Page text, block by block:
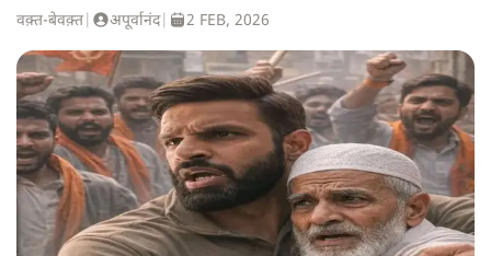
वक़्त-बेवक़्त अपूर्वानंद| 2 FEB, 2026